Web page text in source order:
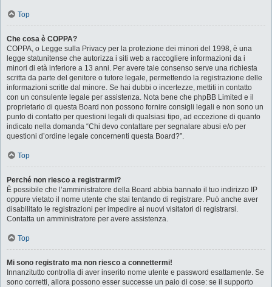
Top
Che cosa è COPPA?
COPPA, o Legge sulla Privacy per la protezione dei minori del 1998, è una
legge statunitense che autorizza i siti web a raccogliere informazioni da i
minori di età inferiore a 13 anni. Per avere tale consenso serve una richiesta
scritta da parte del genitore o tutore legale, permettendo la registrazione delle
informazioni scritte dal minore. Se hai dubbi o incertezze, mettiti in contatto
con un consulente legale per assistenza. Nota bene che phpBB Limited e il
proprietario di questa Board non possono fornire consigli legali e non sono un
punto di contatto per questioni legali di qualsiasi tipo, ad eccezione di quanto
indicato nella domanda “Chi devo contattare per segnalare abusi e/o per
questioni d’ordine legale concernenti questa Board?”.
Top
Perché non riesco a registrarmi?
È possibile che l’amministratore della Board abbia bannato il tuo indirizzo IP
oppure vietato il nome utente che stai tentando di registrare. Può anche aver
disabilitato le registrazioni per impedire ai nuovi visitatori di registrarsi.
Contatta un amministratore per avere assistenza.
Top
Mi sono registrato ma non riesco a connettermi!
Innanzitutto controlla di aver inserito nome utente e password esattamente. Se
sono corretti, allora possono esser successe un paio di cose: se il supporto